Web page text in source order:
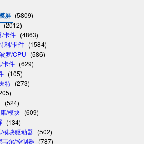
屏 (5809)
(2012)
/卡件 (4863)
利/卡件 (1584)
罗/CPU (586)
卡件 (629)
(105)
特 (273)
(524)
/模块 (609)
(134)
模块驱动器 (502)
韦尔/控制器 (787)